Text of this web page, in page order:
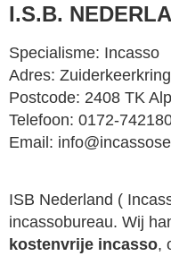
I.S.B.
Specialisme: Incasso
Adres:
Postcode: 2408 TK
Telefoon: 0172-
Email:
ISB Nederland (
incassobureau. Wij
kostenvrije incasso,